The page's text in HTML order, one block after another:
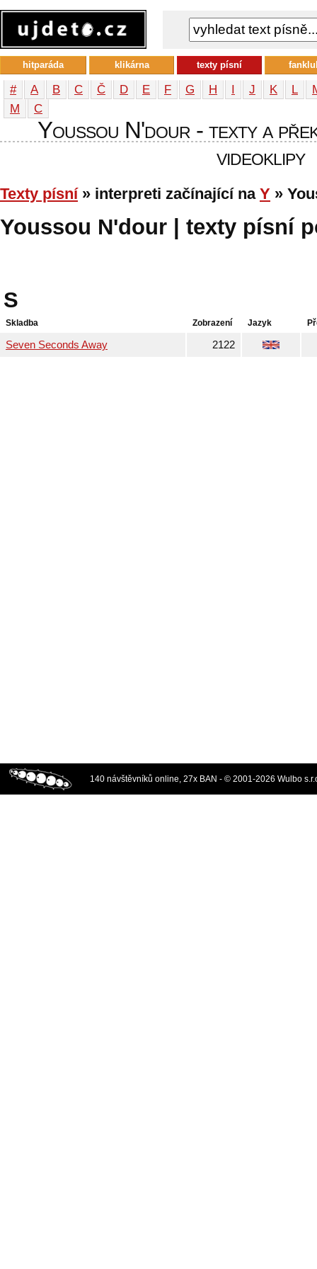
# A B C Č D E F G H I J K L
М
С
Youssou N'dour - texty a
videoklipy
Texty písní» interpreti začínající na Y »
Youssou N'dour | texty písní
S
Skladba Zobrazení Jazyk
Seven Seconds Away 2122
hitparáda klikárna texty písní
140 návštěvníků online, 27x BAN - © 2001-2026 Wulbo